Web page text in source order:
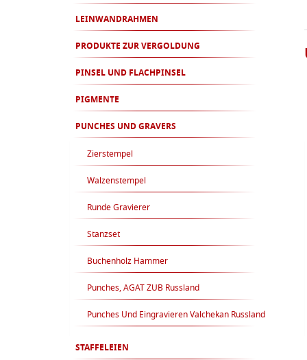
LEINWANDRAHMEN
PRODUKTE ZUR VERGOLDUNG
PINSEL UND FLACHPINSEL
PIGMENTE
PUNCHES UND GRAVERS
Zierstempel
Walzenstempel
Runde Gravierer
Stanzset
Buchenholz Hammer
Punches, AGAT ZUB Russland
Punches Und Eingravieren Valchekan Russland
STAFFELEIEN